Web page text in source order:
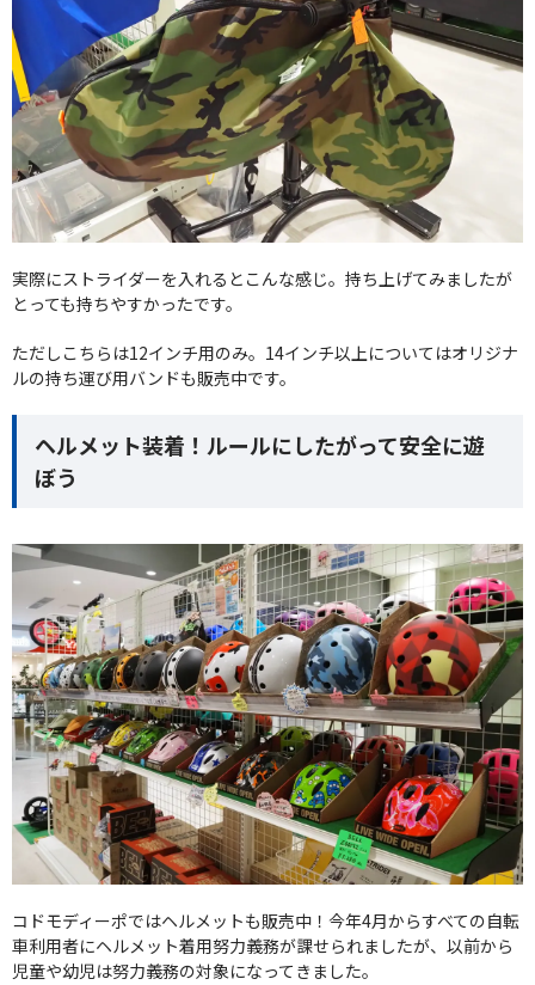
実際にストライダーを入れるとこんな感じ。持ち上げてみましたが
とっても持ちやすかったです。
ただしこちらは12インチ用のみ。14インチ以上についてはオリジナ
ルの持ち運び用バンドも販売中です。
ヘルメット装着！ルールにしたがって安全に遊
ぼう
コドモディーポではヘルメットも販売中！今年4月からすべての自転
車利用者にヘルメット着用努力義務が課せられましたが、以前から
児童や幼児は努力義務の対象になってきました。